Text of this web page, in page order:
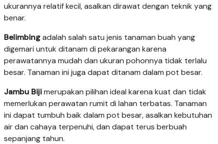
ukurannya relatif kecil, asalkan dirawat dengan teknik yang
benar.
Belimbingadalah salah satu jenis tanaman buah yang
digemari untuk ditanam di pekarangan karena
perawatannya mudah dan ukuran pohonnya tidak terlalu
besar. Tanaman ini juga dapat ditanam dalam pot besar.
Jambu Bijimerupakan pilihan ideal karena kuat dan tidak
memerlukan perawatan rumit di lahan terbatas. Tanaman
ini dapat tumbuh baik dalam pot besar, asalkan kebutuhan
air dan cahaya terpenuhi, dan dapat terus berbuah
sepanjang tahun.